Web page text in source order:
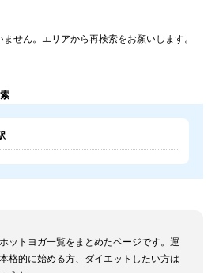
せん。エリアから再検索をお願いします。
ットヨガ一覧をまとめたページです。運
格的に始める方、ダイエットしたい方は